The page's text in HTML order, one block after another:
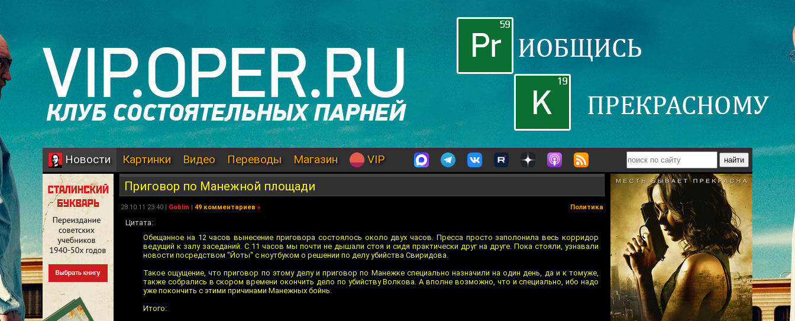
Новости Картинки Видео Переводы Магазин VIP
Приговор по Манежной площади
28.10.11 23:40 | Goblin | 49 комментариев » Политика
Цитата:
Обещанное на 12 часов вынесение приговора состоялось около двух часов. Пресса просто заполонила весь корридор
ведущий к залу заседаний. С 11 часов мы почти не дышали стоя и сидя практически друг на друге. Пока стояли, узнавали
новости посредством "Йоты" с ноутбуком о решении по делу убийства Свиридова.
Такое ощущение, что приговор по этому делу и приговор по Манежке специально назначили на один день, да и к томуже,
также собрались в скором времени окончить дело по убийству Волкова. А вполне возможно, что и специально, ибо надо
уже покончить с этими причинами Манежных бойнь.
Итого: